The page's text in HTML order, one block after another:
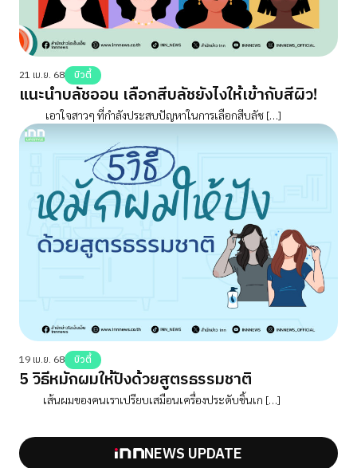
21 เม.ย. 68 บิวตี้
แนะนำบลัชออน เลือกสีบลัชยังไงให้เข้ากับสีผิว!
เอาใจสาวๆ ที่กำลังประสบปัญหาในการเลือกสีบลัช […]
19 เม.ย. 68 บิวตี้
5 วิธีหมักผมให้ปังด้วยสูตรธรรมชาติ
เส้นผมของคนเราเปรียบเสมือนเครื่องประดับชิ้นเก […]
NEWS UPDATE